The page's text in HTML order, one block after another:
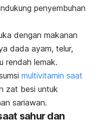
penyembuhan
dengan makanan
dada ayam, telur,
rendah lemak.
multivitamin saat
zat besi untuk
sariawan.
sahur dan